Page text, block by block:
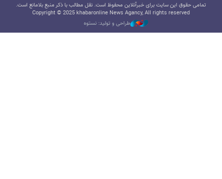
تمامی حقوق این سایت برای خبرآنلاین محفوظ است. نقل مطالب با ذکر منبع بلامانع است.
Copyright © 2025 khabaronline News Agancy, All rights reserved
طراحی و تولید: نستوه